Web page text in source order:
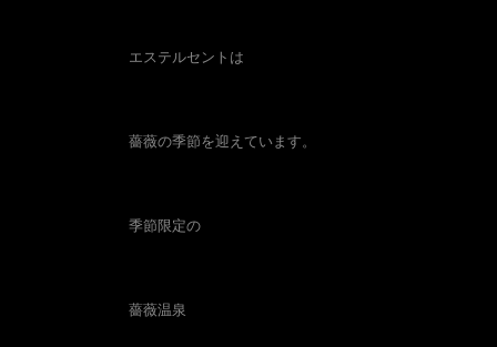
エステルセントは
薔薇の季節を迎えています。
季節限定の
薔薇温泉